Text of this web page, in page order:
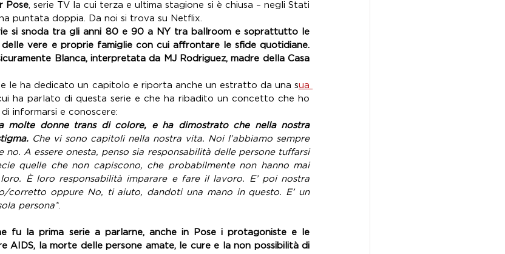
Pose, serie TV la cui terza e ultima stagione si è chiusa – negli Stati
puntata doppia. Da noi si trova su Netflix.
si snoda tra gli anni 80 e 90 a NY tra ballroom e soprattutto le
delle vere e proprie famiglie con cui affrontare le sfide quotidiane.
Blanca, interpretata da MJ Rodriguez, madre della Casa
le ha dedicato un capitolo e riporta anche un estratto da una sua
ha parlato di questa serie e che ha ribadito un concetto che ho
di informarsi e conoscere:
molte donne trans di colore, e ha dimostrato che nella nostra
Che vi sono capitoli nella nostra vita. Noi l’abbiamo sempre
no. A essere onesta, penso sia responsabilità delle persone tuffarsi
quelle che non capiscono, che probabilmente non hanno mai
È loro responsabilità imparare e fare il lavoro. E’ poi nostra
corretto oppure No, ti aiuto, dandoti una mano in questo. E’ un
persona”.
fu la prima serie a parlarne, anche in Pose i protagoniste e le
AIDS, la morte delle persone amate, le cure e la non possibilità di